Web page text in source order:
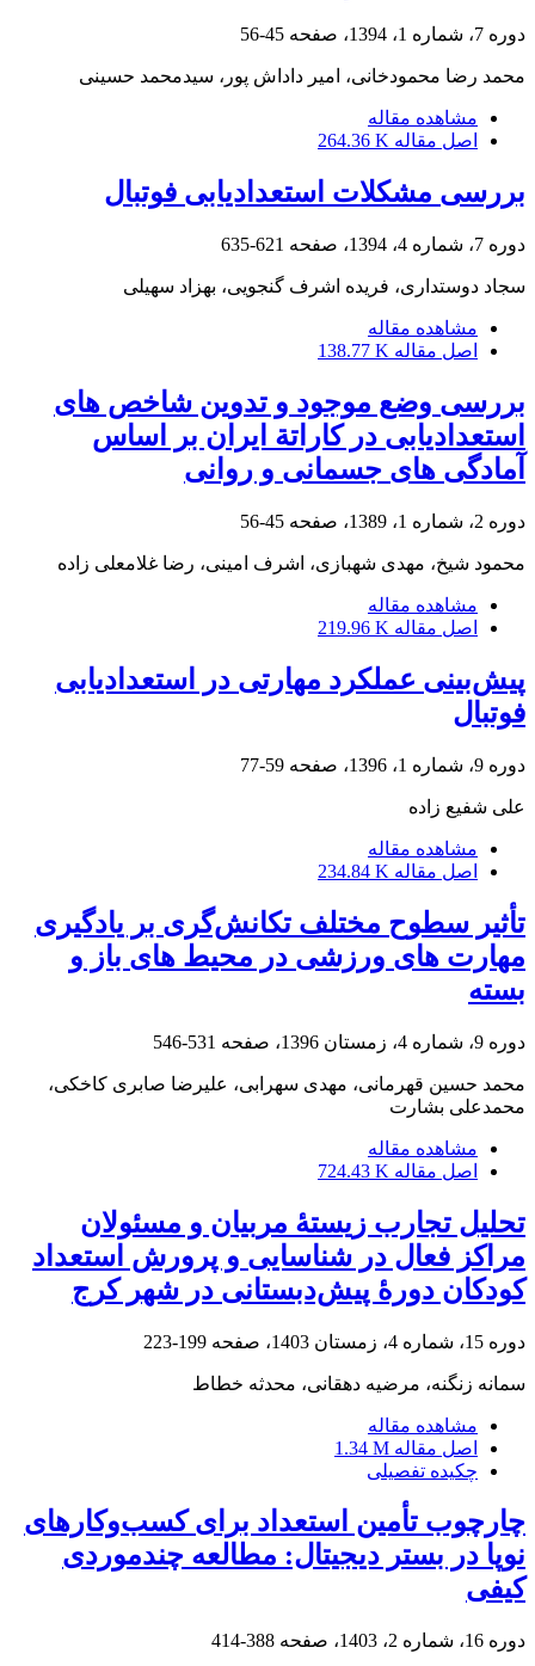
دوره 7، شماره 1، 1394، صفحه 45-56
محمد رضا محمودخانی، امیر داداش پور، سیدمحمد حسینی
مشاهده مقاله
اصل مقاله 264.36 K
بررسی مشکلات استعدادیابی فوتبال
دوره 7، شماره 4، 1394، صفحه 621-635
سجاد دوستداری، فریده اشرف گنجویی، بهزاد سهیلی
مشاهده مقاله
اصل مقاله 138.77 K
بررسی وضع موجود و تدوین شاخص های
استعدادیابی در کاراتة ایران بر اساس
آمادگی های جسمانی و روانی
دوره 2، شماره 1، 1389، صفحه 45-56
محمود شیخ، مهدی شهبازی، اشرف امینی، رضا غلامعلی زاده
مشاهده مقاله
اصل مقاله 219.96 K
پیش‌بینی عملکرد مهارتی در استعدادیابی
فوتبال
دوره 9، شماره 1، 1396، صفحه 59-77
علی شفیع زاده
مشاهده مقاله
اصل مقاله 234.84 K
تأثیر سطوح مختلف تکانش‌گری بر یادگیری
مهارت های ورزشی در محیط های باز و
بسته
دوره 9، شماره 4، زمستان 1396، صفحه 531-546
محمد حسین قهرمانی، مهدی سهرابی، علیرضا صابری کاخکی،
محمدعلی بشارت
مشاهده مقاله
اصل مقاله 724.43 K
تحلیل تجارب زیستۀ مربیان و مسئولان
مراکز فعال در شناسایی و پرورش استعداد
کودکان دورۀ پیش‌دبستانی در شهر کرج
دوره 15، شماره 4، زمستان 1403، صفحه 199-223
سمانه زنگنه، مرضیه دهقانی، محدثه خطاط
مشاهده مقاله
اصل مقاله 1.34 M
چکیده تفصیلی
چارچوب تأمین استعداد برای کسب‌وکارهای
نوپا در بستر دیجیتال: مطالعه چندموردی
کیفی
دوره 16، شماره 2، 1403، صفحه 388-414